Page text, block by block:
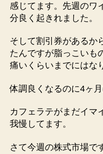
感じてます。先週のワ
分良く起きれました。
そして割引券があるか
たんですが脂っこいも
痛いくらいまでにはな
体調良くなるのに4ヶ
カフェラテがまだイマ
我慢してます。
さて今週の株式市場で